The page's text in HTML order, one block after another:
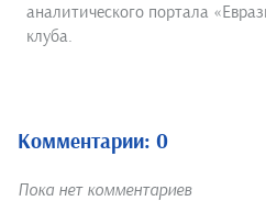
аналитического портала
клуба.
Комментарии: 0
Пока нет комментариев